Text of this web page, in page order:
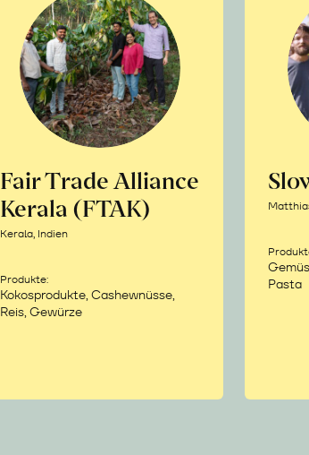
Fair Trade Alliance
Kerala (FTAK)
Kerala, Indien
Produkte:
Kokosprodukte, Cashewnüsse,
Reis, Gewürze
Pasta